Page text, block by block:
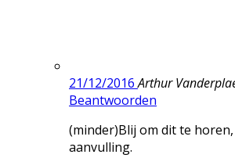
21/12/2016Arthur
Beantwoorden
(minder)Blij om dit te
aanvulling.